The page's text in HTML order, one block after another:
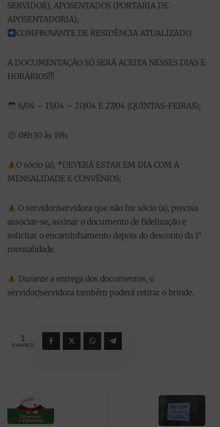
SERVIDOR), APOSENTADOS (PORTARIA DE
APOSENTADORIA);
COMPROVANTE DE RESIDÊNCIA ATUALIZADO.
A DOCUMENTAÇÃO SÓ SERÁ ACEITA NESSES DIAS E
HORÁRIOS!!!
6/04 – 13/04 – 20/04 E 27/04 (QUINTAS-FEIRAS);
08h30 às 19h.
O sócio (a), *DEVERÁ ESTAR EM DIA COM A
MENSALIDADE E CONVÊNIOS;
O servidor/servidora que não for sócio (a), precisa
associar-se, assinar o documento de fidelização e
solicitar o encaminhamento depois do desconto da 1°
mensalidade.
Durante a entrega dos documentos, o
servidor/servidora também poderá retirar o brinde.
1
SHARES